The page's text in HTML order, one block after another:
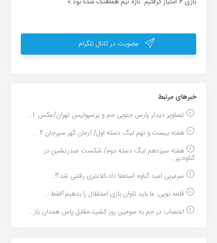
عضویت در کانال تلگرام
خبر‌های مرتبط
تصاویر دیدار پارس جنوبی جم و پرسپولیس تهران/عکس: ا...
هفته بیست و نهم لیگ دسته اول/ آرمان گهر سیرجان 2 ...
هفته سیزدهم لیگ دسته دوم/ شکست صدرنشین در
گناوه،پر...
سرمربی امید گناوه استعفا داد،کلانتری رفتنی شد؟!...
قلعه نویی: ما باید تاوان بازی استقلال را بدهیم؟فقط...
اعتصاب در جم به سومین روز کشید،مقابل پاس همدان باز...